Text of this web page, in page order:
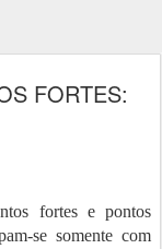
FORTES:
fortes e pontos
se somente com